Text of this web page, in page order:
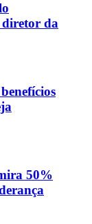
da
50%